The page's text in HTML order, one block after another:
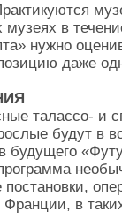
музеях в
нужно
даже
талассо- и
будут в
будущего
постановки,
Франции, в